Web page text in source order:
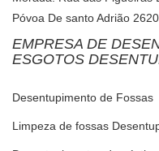
Póvoa De santo Adrião
EMPRESA DE
ESGOTOS
Desentupimento de
Limpeza de fossas